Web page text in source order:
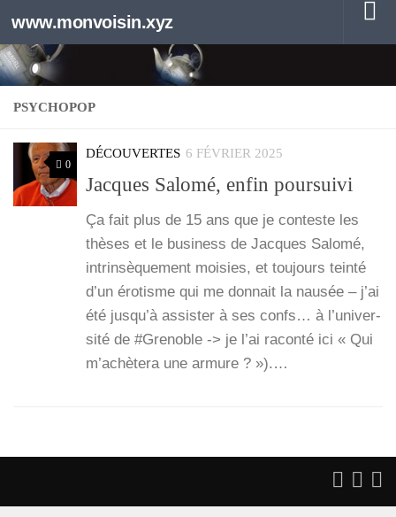
Au dessous du contenu
www.monvoisin.xyz
PSYCHOPOP
0
DÉCOUVERTES 6 FÉVRIER 2025
Jacques Salomé, enfin poursuivi
Ça fait plus de 15 ans que je conteste les
thèses et le busi­ness de Jacques Salo­mé,
intrin­sè­que­ment moi­sies, et tou­jours tein­té
d’un éro­tisme qui me don­nait la nau­sée – j’ai
été jus­qu’à assis­ter à ses confs… à l’u­ni­ver­
si­té de #Gre­noble -> je l’ai racon­té ici « Qui
m’achètera une armure ? »).…